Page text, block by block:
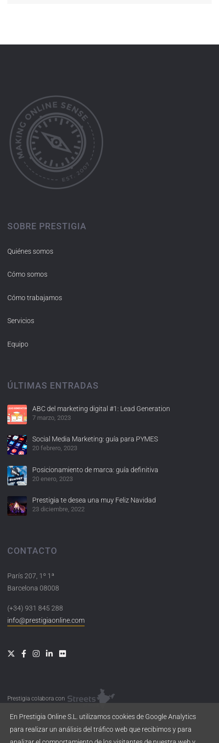
SOBRE PRESTIGIA
Quiénes somos
Cómo somos
Cómo trabajamos
Servicios
Equipo
ÚLTIMAS ENTRADAS
ABC del marketing digital #1: Lead Generation
7 marzo, 2023
Social Media Marketing: guía para PYMES
20 febrero, 2023
Posicionamiento de marca: guía definitiva
20 enero, 2023
Prestigia te desea una muy Feliz Navidad
23 diciembre, 2022
CONTACTO
París 207, 1º 1ª
Barcelona 08008
(+34) 931 845 288
info@prestigiaonline.com
Prestigia colabora con
En Prestigia Online S.L. utilizamos cookies de Google Analytics
para realizar un análisis del tráfico web que recibimos y para